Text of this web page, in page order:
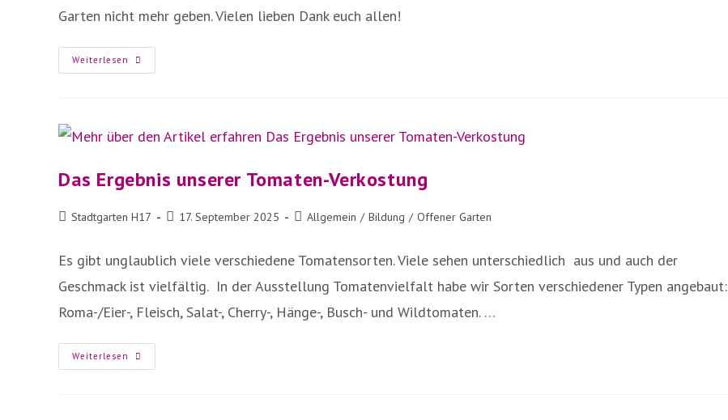
Garten nicht mehr geben. Vielen lieben Dank euch allen!
Weiterlesen Rückblick
2025
Das Ergebnis unserer Tomaten-Verkostung
Beitrags-
Stadtgarten H17
Beitrag
17. September 2025
Beitrags-
Allgemein / Bildung / Offener Garten
Es gibt unglaublich viele verschiedene Tomatensorten. Viele sehen unterschiedlich aus und auch der
Geschmack ist vielfältig. In der Ausstellung Tomatenvielfalt habe wir Sorten verschiedener Typen angebaut:
Roma-/Eier-, Fleisch, Salat-, Cherry-, Hänge-, Busch- und Wildtomaten. …
Weiterlesen Das
Ergebnis